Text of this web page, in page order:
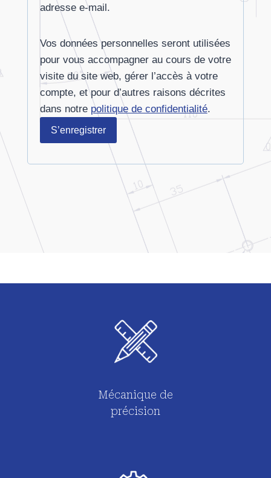
g
t
o
i
r
adresse e-mail.
Vos données personnelles seront utilisées
pour vous accompagner au cours de votre
visite du site web, gérer l’accès à votre
compte, et pour d’autres raisons décrites
dans notre politique de confidentialité.
S’enregistrer
Mécanique de
précision